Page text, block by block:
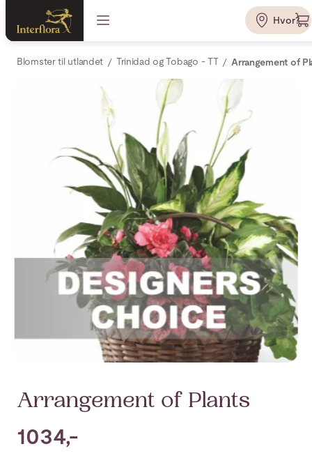
Hvor?
Blomster til utlandet Trinidad og Tobago - TT Arrangement of
Arrangement of Plants
1034,-